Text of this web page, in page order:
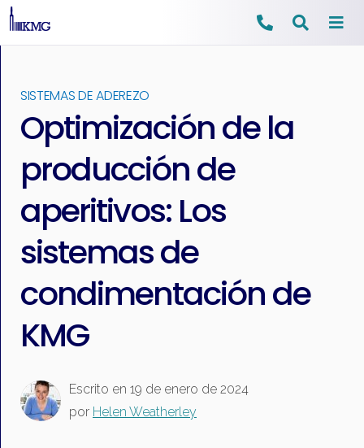
Ir
contenido
SISTEMAS DE ADEREZO
Optimización de la
producción de
aperitivos: Los
sistemas de
condimentación de
KMG
Escrito en 19 de enero de 2024
por Helen Weatherley